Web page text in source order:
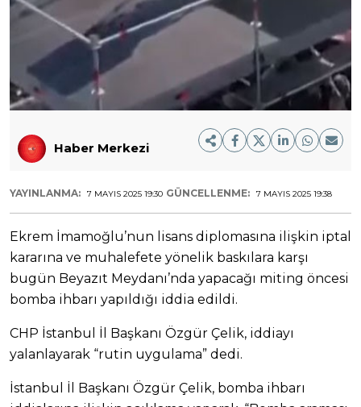
Haber Merkezi
YAYINLANMA: 7 MAYIS 2025 19:30 GÜNCELLENME: 7 MAYIS 2025 19:38
Ekrem İmamoğlu’nun lisans diplomasına ilişkin iptal
kararına ve muhalefete yönelik baskılara karşı
bugün Beyazıt Meydanı’nda yapacağı miting öncesi
bomba ihbarı yapıldığı iddia edildi.
CHP İstanbul İl Başkanı Özgür Çelik, iddiayı
yalanlayarak “rutin uygulama” dedi.
İstanbul İl Başkanı Özgür Çelik, bomba ihbarı